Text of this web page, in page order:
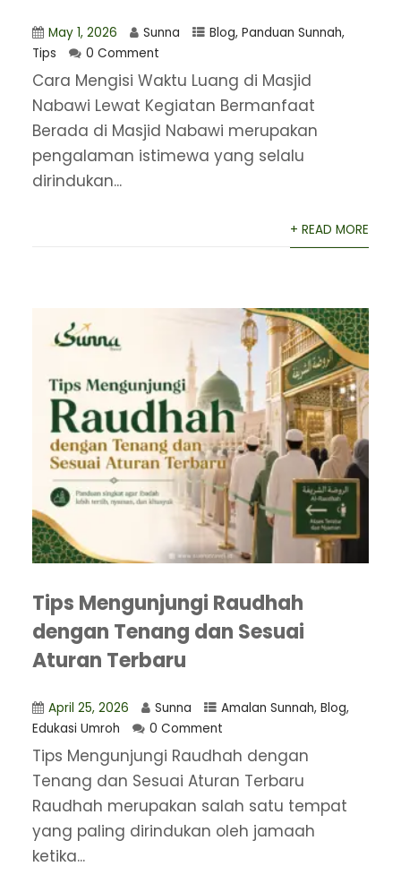
May 1, 2026 Sunna Blog, Panduan Sunnah,
Tips
0 Comment
Cara Mengisi Waktu Luang di Masjid
Nabawi Lewat Kegiatan Bermanfaat
Berada di Masjid Nabawi merupakan
pengalaman istimewa yang selalu
dirindukan...
+ READ MORE
Tips Mengunjungi Raudhah
dengan Tenang dan Sesuai
Aturan Terbaru
April 25, 2026 Sunna Amalan Sunnah, Blog,
Edukasi Umroh
0 Comment
Tips Mengunjungi Raudhah dengan
Tenang dan Sesuai Aturan Terbaru
Raudhah merupakan salah satu tempat
yang paling dirindukan oleh jamaah
ketika...